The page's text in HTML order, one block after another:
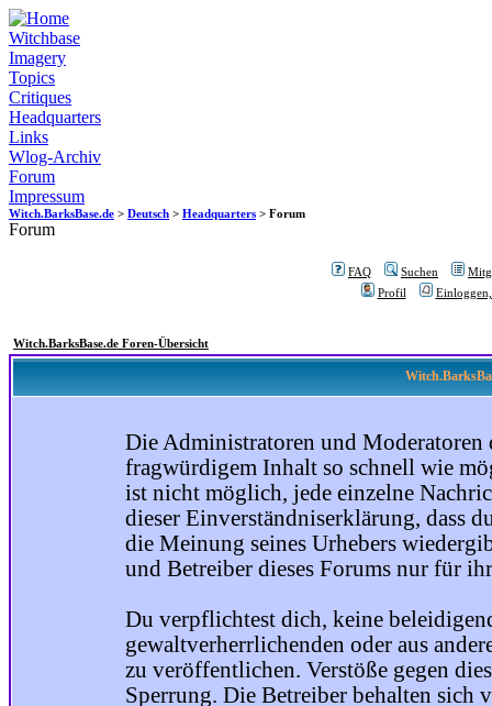
Witchbase
Imagery
Topics
Critiques
Headquarters
Links
Wlog-Archiv
Forum
Impressum
Witch.BarksBase.de > Deutsch > Headquarters > Forum
Forum
FAQ Suchen
Profil
Witch.BarksBase.de Foren-Übersicht
Die Administratoren und Moderatoren
fragwürdigem Inhalt so schnell wie
ist nicht möglich, jede einzelne
dieser Einverständniserklärung, dass
die Meinung seines Urhebers
und Betreiber dieses Forums nur für
Du verpflichtest dich, keine
gewaltverherrlichenden oder aus
zu veröffentlichen. Verstöße gegen
Sperrung. Die Betreiber behalten sich